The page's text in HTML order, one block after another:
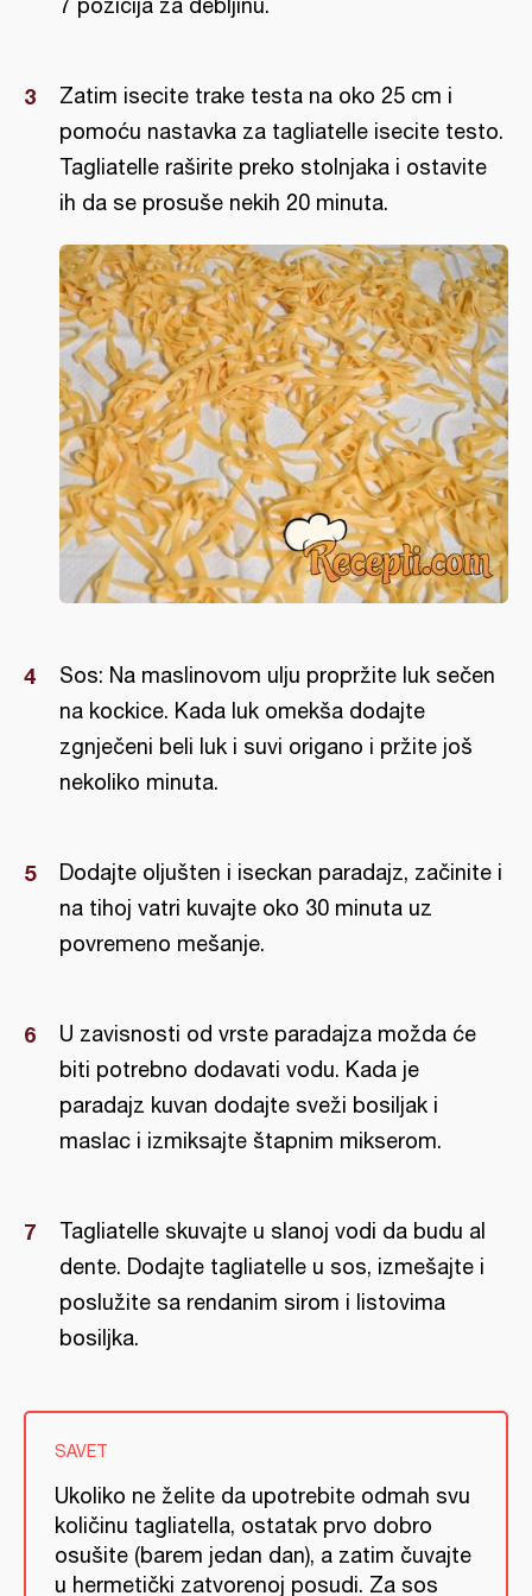
7 pozicija za debljinu.
Zatim isecite trake testa na oko 25 cm i
pomoću nastavka za tagliatelle isecite testo.
Tagliatelle raširite preko stolnjaka i ostavite
ih da se prosuše nekih 20 minuta.
Sos: Na maslinovom ulju propržite luk sečen
na kockice. Kada luk omekša dodajte
zgnječeni beli luk i suvi origano i pržite još
nekoliko minuta.
Dodajte oljušten i iseckan paradajz, začinite i
na tihoj vatri kuvajte oko 30 minuta uz
povremeno mešanje.
U zavisnosti od vrste paradajza možda će
biti potrebno dodavati vodu. Kada je
paradajz kuvan dodajte sveži bosiljak i
maslac i izmiksajte štapnim mikserom.
Tagliatelle skuvajte u slanoj vodi da budu al
dente. Dodajte tagliatelle u sos, izmešajte i
poslužite sa rendanim sirom i listovima
bosiljka.
SAVET
Ukoliko ne želite da upotrebite odmah svu
količinu tagliatella, ostatak prvo dobro
osušite (barem jedan dan), a zatim čuvajte
u hermetički zatvorenoj posudi. Za sos